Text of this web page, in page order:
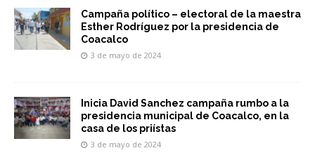
Campaña político – electoral de la maestra
Esther Rodríguez por la presidencia de
Coacalco
3 de mayo de 2024
Inicia David Sanchez campaña rumbo a la
presidencia municipal de Coacalco, en la
casa de los priístas
3 de mayo de 2024